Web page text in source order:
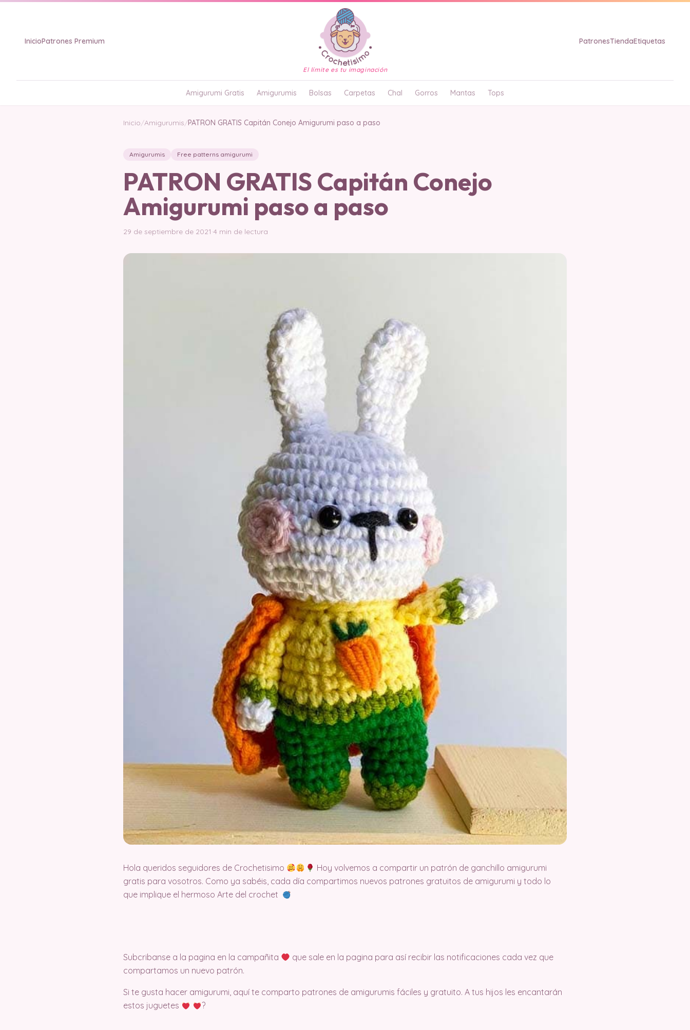
InicioPatrones Premium
El límite es tu imaginación
PatronesTiendaEtiquetas
Amigurumi Gratis Amigurumis Bolsas Carpetas Chal Gorros Mantas Tops
Inicio/Amigurumis/PATRON GRATIS Capitán Conejo Amigurumi paso a paso
Amigurumis Free patterns amigurumi
PATRON GRATIS Capitán Conejo
Amigurumi paso a paso
29 de septiembre de 2021·4 min de lectura
Hola queridos seguidores de Crochetisimo
Hoy volvemos a compartir un patrón de ganchillo amigurumi
gratis para vosotros. Como ya sabéis, cada día compartimos nuevos patrones gratuitos de amigurumi y todo lo
que implique el hermoso Arte del crochet
Subcribanse a la pagina en la campañita
que sale en la pagina para así recibir las notificaciones cada vez que
compartamos un nuevo patrón.
Si te gusta hacer amigurumi, aquí te comparto patrones de amigurumis fáciles y gratuito. A tus hijos les encantarán
estos juguetes
?